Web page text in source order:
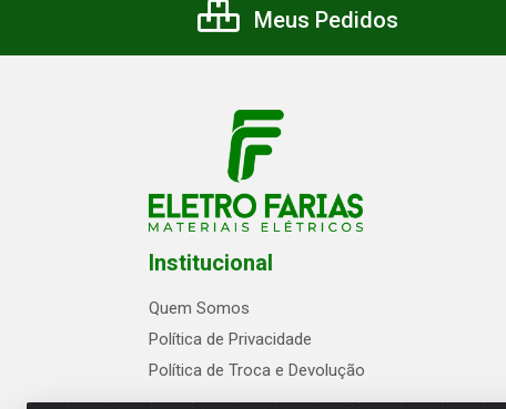
Meus Pedidos
Institucional
Quem Somos
Política de Privacidade
Política de Troca e Devolução